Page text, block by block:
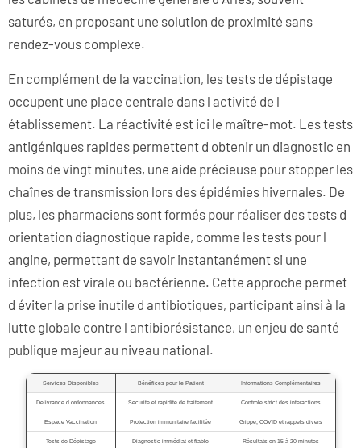
saturés, en proposant une solution de proximité sans
rendez-vous complexe.
En complément de la vaccination, les tests de dépistage
occupent une place centrale dans l activité de l
établissement. La réactivité est ici le maître-mot. Les tests
antigéniques rapides permettent d obtenir un diagnostic en
moins de vingt minutes, une aide précieuse pour stopper les
chaînes de transmission lors des épidémies hivernales. De
plus, les pharmaciens sont formés pour réaliser des tests d
orientation diagnostique rapide, comme les tests pour l
angine, permettant de savoir instantanément si une
infection est virale ou bactérienne. Cette approche permet
d éviter la prise inutile d antibiotiques, participant ainsi à la
lutte globale contre l antibiorésistance, un enjeu de santé
publique majeur au niveau national.
Services Disponibles Bénéfices pour le Patient Informations Complémentaires
Délivrance d ordonnances Sécurité et rapidité de traitement Contrôle strict des interactions
Espace Vaccination Protection immunitaire facilitée Grippe, COVID et rappels divers
Tests de Dépistage Diagnostic immédiat et fiable Résultats en 15 à 20 minutes